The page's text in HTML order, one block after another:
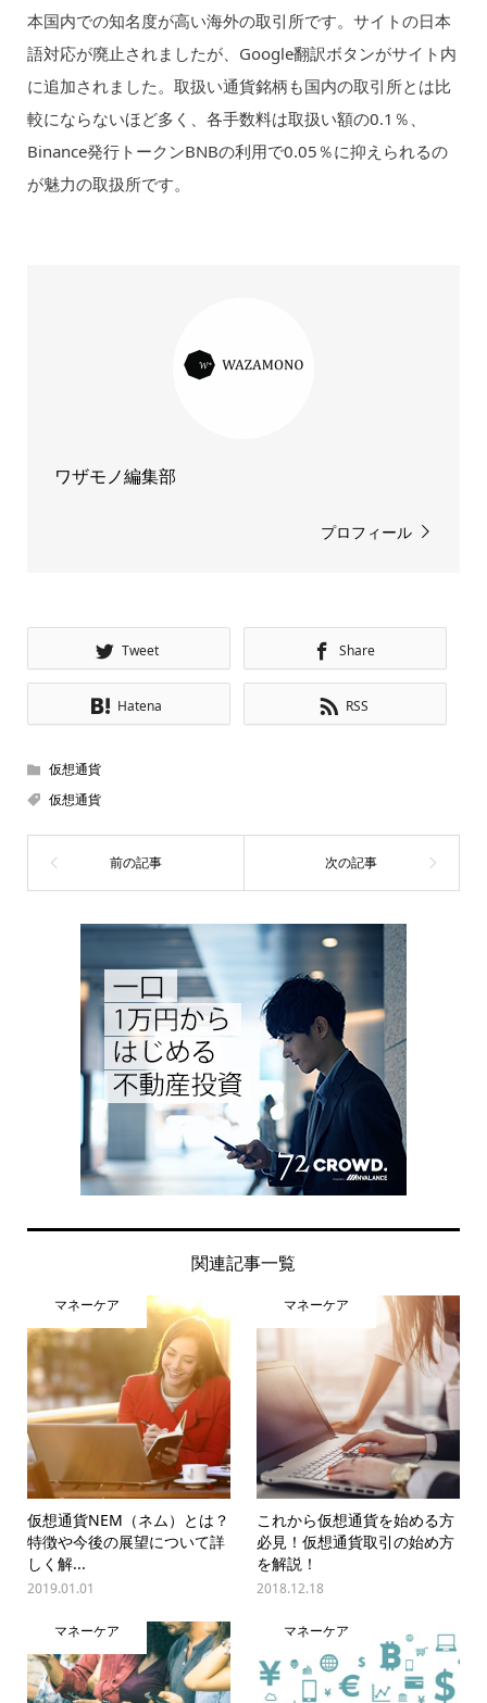
本国内での知名度が高い海外の取引所です。サイトの日本
語対応が廃止されましたが、Google翻訳ボタンがサイト内
に追加されました。取扱い通貨銘柄も国内の取引所とは比
較にならないほど多く、各手数料は取扱い額の0.1％、
Binance発行トークンBNBの利用で0.05％に抑えられるの
が魅力の取扱所です。
ワザモノ編集部
プロフィール
Tweet Share
Hatena RSS
仮想通貨
仮想通貨
関連記事一覧
マネーケア
仮想通貨NEM（ネム）とは？
特徴や今後の展望について詳
しく解...
2019.01.01
マネーケア
これから仮想通貨を始める方
必見！仮想通貨取引の始め方
を解説！
2018.12.18
マネーケア マネーケア